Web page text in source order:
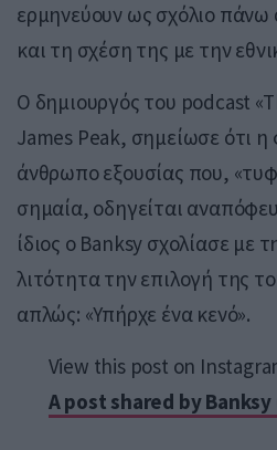
ερμηνεύουν ως σχόλιο πάνω
και τη σχέση της με την
Ο δημιουργός του podcast
James Peak, σημείωσε ότι η
άνθρωπο εξουσίας που,
σημαία, οδηγείται
ίδιος ο Banksy σχολίασε με
λιτότητα την επιλογή της
απλώς: «Υπήρχε ένα κενό».
View this post on
A post shared by